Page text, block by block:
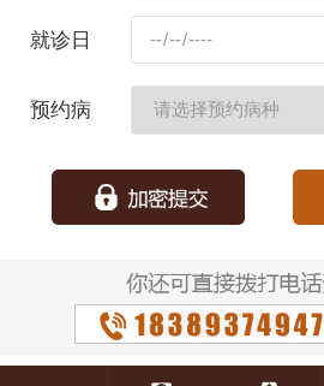
就诊日
预约病